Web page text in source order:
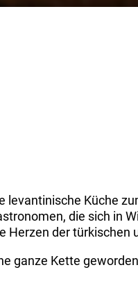
Küche
die sich in
Herzen der türkischen
ganze Kette